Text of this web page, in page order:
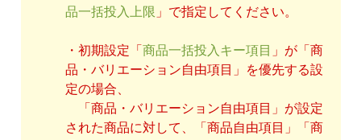
品一括投入上限 」で指定してください。
・初期設定「 商品一括投入キー項目 」が「商
品・バリエーション自由項目」を優先する設
定の場合、
「商品・バリエーション自由項目」が設定
された商品に対して、「商品自由項目」「商